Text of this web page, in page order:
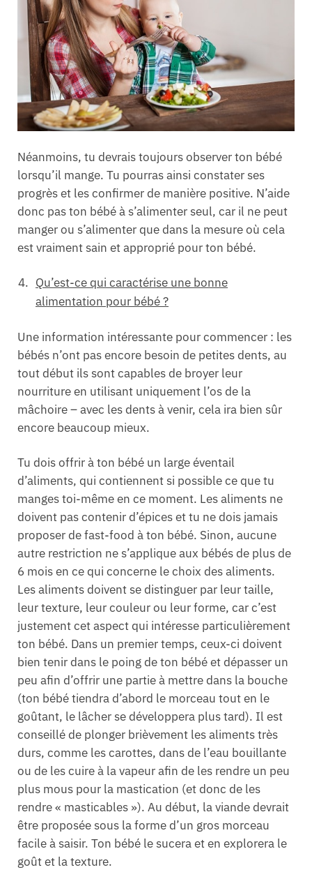
Néanmoins, tu devrais toujours observer ton bébé
lorsqu’il mange. Tu pourras ainsi constater ses
progrès et les confirmer de manière positive. N’aide
donc pas ton bébé à s’alimenter seul, car il ne peut
manger ou s’alimenter que dans la mesure où cela
est vraiment sain et approprié pour ton bébé.
Qu’est-ce qui caractérise une bonne
alimentation pour bébé ?
Une information intéressante pour commencer : les
bébés n’ont pas encore besoin de petites dents, au
tout début ils sont capables de broyer leur
nourriture en utilisant uniquement l’os de la
mâchoire – avec les dents à venir, cela ira bien sûr
encore beaucoup mieux.
Tu dois offrir à ton bébé un large éventail
d’aliments, qui contiennent si possible ce que tu
manges toi-même en ce moment. Les aliments ne
doivent pas contenir d’épices et tu ne dois jamais
proposer de fast-food à ton bébé. Sinon, aucune
autre restriction ne s’applique aux bébés de plus de
6 mois en ce qui concerne le choix des aliments.
Les aliments doivent se distinguer par leur taille,
leur texture, leur couleur ou leur forme, car c’est
justement cet aspect qui intéresse particulièrement
ton bébé. Dans un premier temps, ceux-ci doivent
bien tenir dans le poing de ton bébé et dépasser un
peu afin d’offrir une partie à mettre dans la bouche
(ton bébé tiendra d’abord le morceau tout en le
goûtant, le lâcher se développera plus tard). Il est
conseillé de plonger brièvement les aliments très
durs, comme les carottes, dans de l’eau bouillante
ou de les cuire à la vapeur afin de les rendre un peu
plus mous pour la mastication (et donc de les
rendre « masticables »). Au début, la viande devrait
être proposée sous la forme d’un gros morceau
facile à saisir. Ton bébé le sucera et en explorera le
goût et la texture.